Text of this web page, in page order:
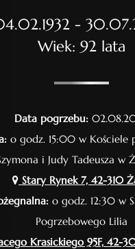
-
Wiek: 92 lata
Data pogrzebu:
o godz. 15:00 w Kościele
i Judy Tadeusza w
Stary Rynek 7, 42-310
o godz. 12:30 w
Pogrzebowego Lilia
Krasickiego 95F, 42-